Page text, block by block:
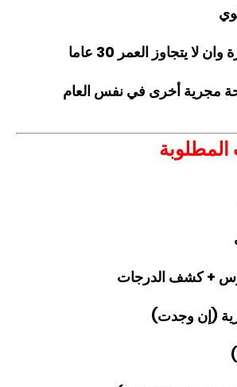
لا يتجاوز العمر 30 عاما
مجرية أخرى في نفس العام
+ كشف الدرجات
(إن وجدت)